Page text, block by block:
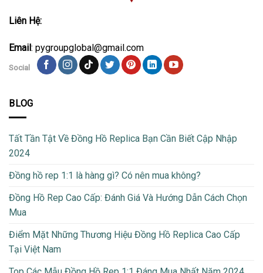
Liên Hệ:
Email: pygroupglobal@gmail.com
Social
BLOG
Tất Tần Tật Về Đồng Hồ Replica Bạn Cần Biết Cập Nhập
2024
Đồng hồ rep 1:1 là hàng gì? Có nên mua không?
Đồng Hồ Rep Cao Cấp: Đánh Giá Và Hướng Dẫn Cách Chọn
Mua
Điểm Mặt Những Thương Hiệu Đồng Hồ Replica Cao Cấp
Tại Việt Nam